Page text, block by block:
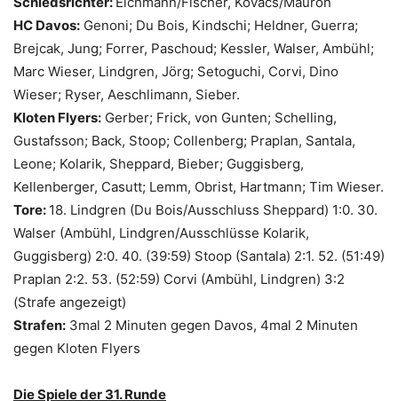
HC Davos: Genoni; Du Bois, Kindschi; Heldner, Guerra;
Brejcak, Jung; Forrer, Paschoud; Kessler, Walser, Ambühl;
Marc Wieser, Lindgren, Jörg; Setoguchi, Corvi, Dino
Wieser; Ryser, Aeschlimann, Sieber.
Kloten Flyers: Gerber; Frick, von Gunten; Schelling,
Gustafsson; Back, Stoop; Collenberg; Praplan, Santala,
Leone; Kolarik, Sheppard, Bieber; Guggisberg,
Kellenberger, Casutt; Lemm, Obrist, Hartmann; Tim Wieser.
Tore: 18. Lindgren (Du Bois/Ausschluss Sheppard) 1:0. 30.
Walser (Ambühl, Lindgren/Ausschlüsse Kolarik,
Guggisberg) 2:0. 40. (39:59) Stoop (Santala) 2:1. 52. (51:49)
Praplan 2:2. 53. (52:59) Corvi (Ambühl, Lindgren) 3:2
(Strafe angezeigt)
Strafen: 3mal 2 Minuten gegen Davos, 4mal 2 Minuten
gegen Kloten Flyers
Die Spiele der 31. Runde